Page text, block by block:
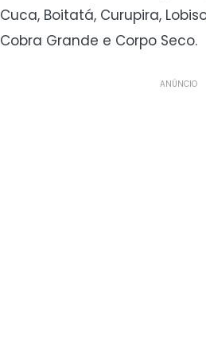
Cuca, Boitatá, Curupira,
Cobra Grande e Corpo Seco.
ANÚNCIO